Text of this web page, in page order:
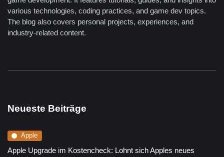
various technologies, coding practices, and game dev topics.
The blog also covers personal projects, experiences, and
industry-related content.
Neueste Beiträge
Apple
Apple Upgrade im Kostencheck: Lohnt sich Apples neues